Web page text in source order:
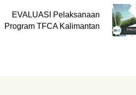
EVALUASI Pelaksanaan
Program TFCA Kalimantan